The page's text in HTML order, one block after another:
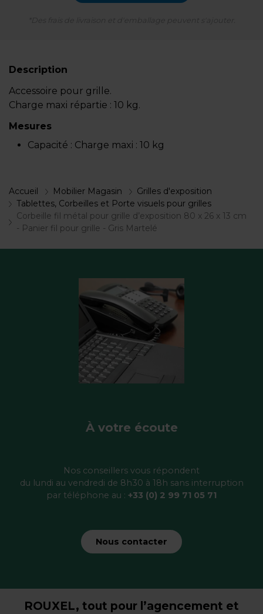
Description
Accessoire pour grille.
Charge maxi répartie : 10 kg.
Mesures
Capacité : Charge maxi : 10 kg
Accueil Mobilier Magasin
Grilles d'exposition
Tablettes, Corbeilles et Porte visuels pour grilles
Corbeille fil métal pour grille d’exposition 80 x 26 x 13 cm
- Panier fil pour grille - Gris Martelé
À votre écoute
Nos conseillers vous répondent
du lundi au vendredi de 8h30 à 18h sans interruption
par téléphone au : +33 (0) 2 99 71 05 71
Nous contacter
ROUXEL, tout pour l’agencement et